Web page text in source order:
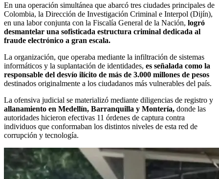
En una operación simultánea que abarcó tres ciudades principales de
Colombia, la Dirección de Investigación Criminal e Interpol (Dijín),
en una labor conjunta con la Fiscalía General de la Nación, logró
desmantelar una sofisticada estructura criminal dedicada al
fraude electrónico a gran escala.
La organización, que operaba mediante la infiltración de sistemas
informáticos y la suplantación de identidades, es señalada como la
responsable del desvío ilícito de más de 3.000 millones de pesos
destinados originalmente a los ciudadanos más vulnerables del país.
La ofensiva judicial se materializó mediante diligencias de registro y
allanamiento en Medellín, Barranquilla y Montería, donde las
autoridades hicieron efectivas 11 órdenes de captura contra
individuos que conformaban los distintos niveles de esta red de
corrupción y tecnología.